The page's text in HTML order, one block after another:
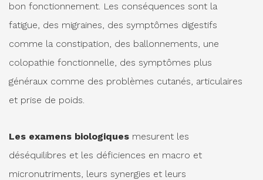
bon fonctionnement. Les conséquences sont la
fatigue, des migraines, des symptômes digestifs
comme la constipation, des ballonnements, une
colopathie fonctionnelle, des symptômes plus
généraux comme des problèmes cutanés, articulaires
et prise de poids.
Les examens biologiques mesurent les
déséquilibres et les déficiences en macro et
micronutriments, leurs synergies et leurs